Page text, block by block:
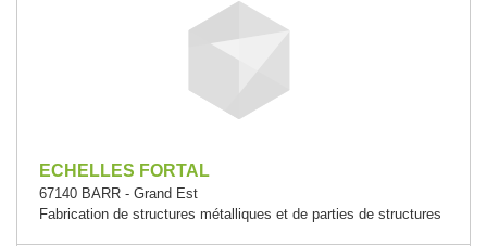
ECHELLES FORTAL
67140 BARR - Grand Est
Fabrication de structures métalliques et de parties de structures